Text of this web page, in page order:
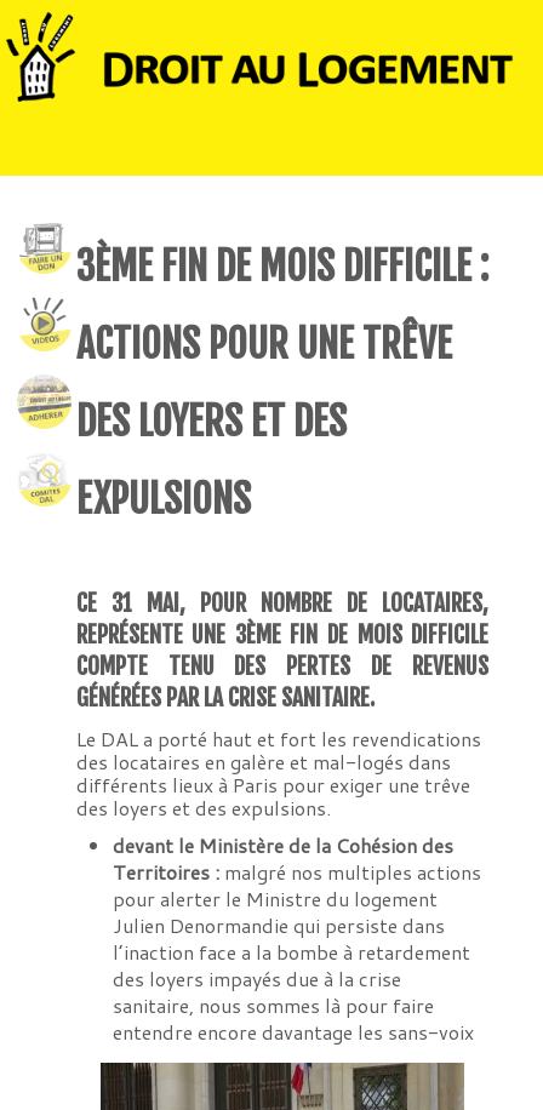
3ÈME FIN DE MOIS DIFFICILE :
ACTIONS POUR UNE TRÊVE
DES LOYERS ET DES
EXPULSIONS
CE 31 MAI, POUR NOMBRE DE LOCATAIRES,
REPRÉSENTE UNE 3ÈME FIN DE MOIS DIFFICILE
COMPTE TENU DES PERTES DE REVENUS
GÉNÉRÉES PAR LA CRISE SANITAIRE.
Le DAL a porté haut et fort les revendications
des locataires en galère et mal-logés dans
différents lieux à Paris pour exiger une trêve
des loyers et des expulsions.
devant le Ministère de la Cohésion des
Territoires :malgré nos multiples actions
pour alerter le Ministre du logement
Julien Denormandie qui persiste dans
l’inaction face a la bombe à retardement
des loyers impayés due à la crise
sanitaire, nous sommes là pour faire
entendre encore davantage les sans-voix